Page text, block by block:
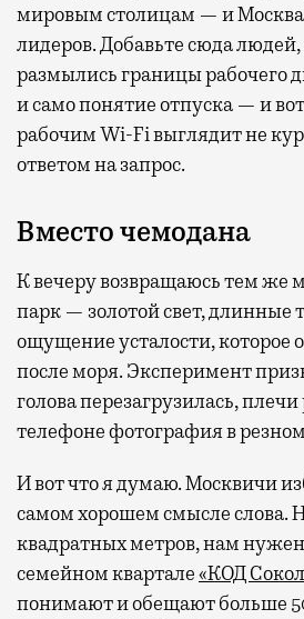
мировым столицам — и Москва
лидеров. Добавьте сюда
размылись границы рабочего
и само понятие отпуска — и
рабочим Wi-Fi выглядит не
ответом на запрос.
Вместо чемодана
К вечеру возвращаюсь тем же
парк — золотой свет, длинные
ощущение усталости, которое
после моря. Эксперимент
голова перезагрузилась,
телефоне фотография в
И вот что я думаю. Москвичи
самом хорошем смысле слова.
квадратных метров, нам
семейном квартале«КОД
понимают и обещают больше